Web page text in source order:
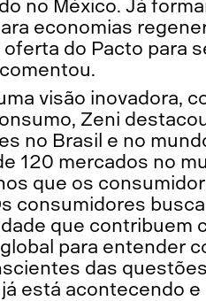
no México. Já
economias
oferta do Pacto para
visão inovadora,
Zeni
no Brasil e no
120 mercados no
que os
consumidores
que contribuem
para entender
das
está acontecendo